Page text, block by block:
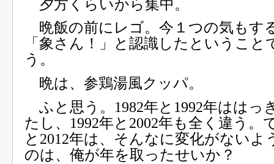
夕方くらいから集中。
晩飯の前にレゴ。今１つの気もす
「象さん！」と認識したということ
う。
晩は、参鶏湯風クッパ。
ふと思う。1982年と1992年ははっ
たし、1992年と2002年も全く違う。
と2012年は、そんなに変化がないよ
のは、俺が年を取ったせいか？